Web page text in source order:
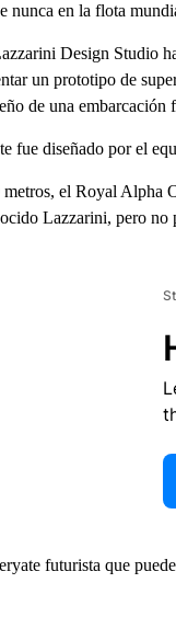
en la flota
Design Studio
un prototipo de
de una
fue diseñado por el
el Royal Alpha
Lazzarini, pero
futurista que